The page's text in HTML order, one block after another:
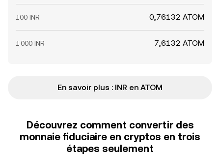
100 INR 0,76132 ATOM
1 000 INR 7,6132 ATOM
En savoir plus : INR en ATOM
Découvrez comment convertir des
monnaie fiduciaire en cryptos en trois
étapes seulement